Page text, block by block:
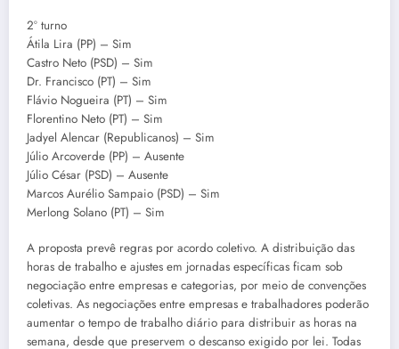
2º turno
Átila Lira (PP) – Sim
Castro Neto (PSD) – Sim
Dr. Francisco (PT) – Sim
Flávio Nogueira (PT) – Sim
Florentino Neto (PT) – Sim
Jadyel Alencar (Republicanos) – Sim
Júlio Arcoverde (PP) – Ausente
Júlio César (PSD) – Ausente
Marcos Aurélio Sampaio (PSD) – Sim
Merlong Solano (PT) – Sim
A proposta prevê regras por acordo coletivo. A distribuição das
horas de trabalho e ajustes em jornadas específicas ficam sob
negociação entre empresas e categorias, por meio de convenções
coletivas. As negociações entre empresas e trabalhadores poderão
aumentar o tempo de trabalho diário para distribuir as horas na
semana, desde que preservem o descanso exigido por lei. Todas